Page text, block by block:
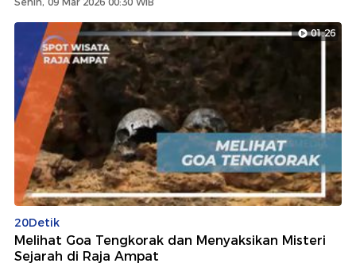
01:26
20Detik
Melihat Goa Tengkorak dan Menyaksikan Misteri
Sejarah di Raja Ampat